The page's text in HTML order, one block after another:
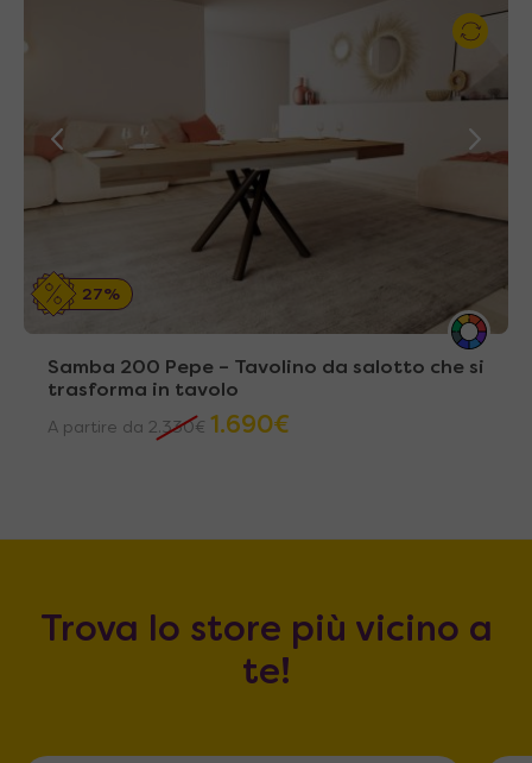
27%
Samba 200 Pepe – Tavolino da salotto che si
trasforma in tavolo
A partire da 2.330€ 1.690€
Trova lo store più vicino a
te!